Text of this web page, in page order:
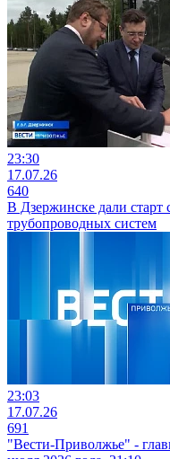
23:30
17.07.26
640
В Дзержинске дали старт
трубопроводных систем
23:03
17.07.26
691
"Вести-Приволжье" -